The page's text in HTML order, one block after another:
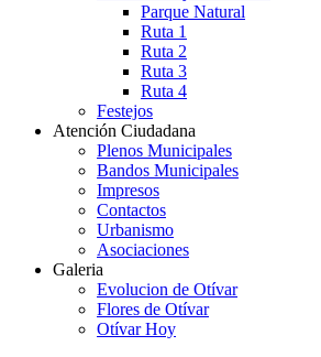
Parque Natural
Ruta 1
Ruta 2
Ruta 3
Ruta 4
Festejos
Atención Ciudadana
Plenos Municipales
Bandos Municipales
Impresos
Contactos
Urbanismo
Asociaciones
Galeria
Evolucion de Otívar
Flores de Otívar
Otívar Hoy